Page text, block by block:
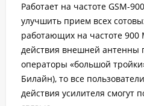
Работает на частоте GSM-
улучшить прием всех
работающих на частоте 900
действия внешней антенны
операторы «большой
Билайн), то все
действия усилителя смогут